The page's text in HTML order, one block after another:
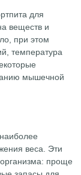
для
веществ и
при этом
температура
мышечной
веса. Эти
проще